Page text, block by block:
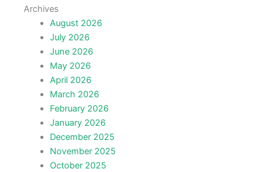
Archives
August 2026
July 2026
June 2026
May 2026
April 2026
March 2026
February 2026
January 2026
December 2025
November 2025
October 2025